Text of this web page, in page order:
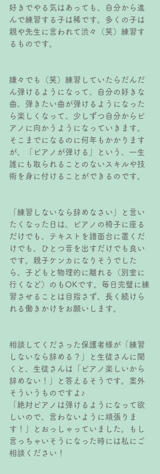
好きでやる気はあっても、自分から進
んで練習する子は稀です。多くの子は
親や先生に言われて渋々（笑）練習す
るものです。
嫌々でも（笑）練習していたらだんだ
ん弾けるようになって、自分の好きな
曲、弾きたい曲が弾けるようになった
ら楽しくなって、少しずつ自分からピ
アノに向かうようになっていきます。
そこまでになるのに何年もかかります
が、「ピアノが弾ける」という、一生
誰にも取られることのないスキルや技
術を身に付けることができるのです。
「練習しないなら辞めなさい」と言い
たくなった日は、ピアノの椅子に座る
だけでも、テキストを譜面台に置くだ
けでも、ひとつ音を出すだけでも良い
です。親子ケンカになりそうでした
ら、子どもと物理的に離れる（別室に
行くなど）のもOKです。毎日完璧に練
習させることは目指さず、長く続けら
れる働きかけをお願いします。
相談してくださった保護者様が「練習
しないなら辞める？」と生徒さんに聞
くと、生徒さんは「ピアノ楽しいから
辞めない！」と答えるそうです。案外
そういうものですよ♪
「絶対ピアノは弾けるようになって欲
しいので、言わないように頑張りま
す！」とおっしゃっていました。もし
言っちゃいそうになった時には私にご
相談ください！